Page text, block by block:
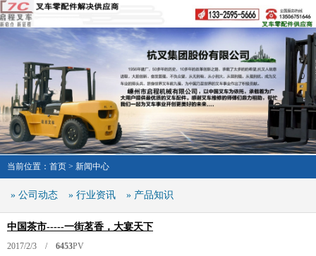
当前位置： 首页 > 新闻中心
» 公司动态 » 行业资讯 » 产品知识
中国茶市-----一街茗香，大宴天下
2017/2/3 / 6453PV